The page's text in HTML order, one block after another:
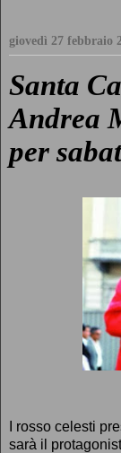
giovedì 27 febbraio
Santa
Andrea
per
I rosso celesti
sarà il